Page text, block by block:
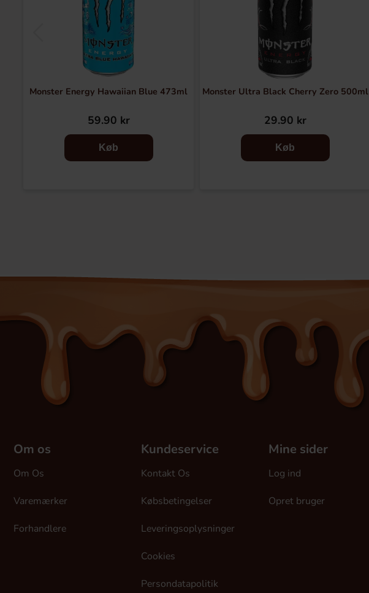
Monster Energy Hawaiian Blue 473ml
59.90 kr
Køb
Monster Ultra Black Cherry Zero 500ml
29.90 kr
Køb
Om os
Om Os
Varemærker
Forhandlere
Kundeservice
Kontakt Os
Købsbetingelser
Leveringsoplysninger
Cookies
Persondatapolitik
Mine sider
Log ind
Opret bruger